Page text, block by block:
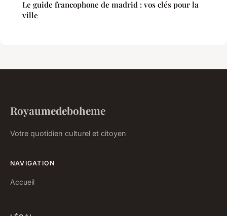
Le guide francophone de madrid : vos clés pour la
ville
Royaumedeboheme
Votre quotidien culturel et citoyen
NAVIGATION
Accueil